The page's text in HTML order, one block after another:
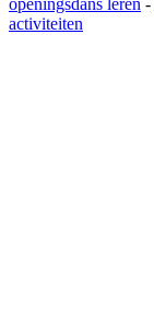
openingsdans leren -
activiteiten